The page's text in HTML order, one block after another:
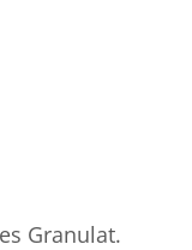
Granulat.